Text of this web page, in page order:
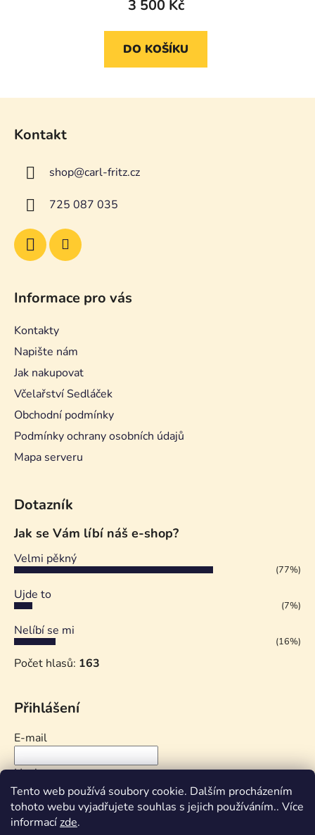
Tento web používá soubory cookie. Dalším procházením
tohoto webu vyjadřujete souhlas s jejich používáním.. Více
informacízde.
3 500 Kč
DO KOŠÍKU
Kontakt
shop@carl-fritz.cz
725 087 035
Informace pro vás
Kontakty
Napište nám
Jak nakupovat
Včelařství Sedláček
Obchodní podmínky
Podmínky ochrany osobních údajů
Mapa serveru
Dotazník
Jak se Vám líbí náš e-shop?
Velmi pěkný
(77%)
Ujde to
(7%)
Nelíbí se mi
(16%)
Počet hlasů: 163
Přihlášení
E-mail
Heslo
PŘIHLÁSIT SE